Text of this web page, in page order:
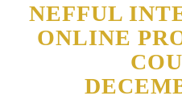
NEFFUL
ONLINE